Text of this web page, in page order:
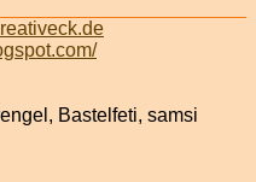
Bastelfeti, samsi